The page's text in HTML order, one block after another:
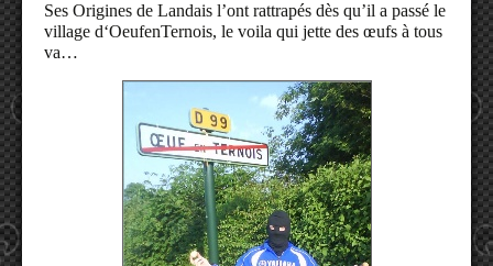
Ses Origines de Landais l’ont rattrapés dès qu’il a passé le
village d‘OeufenTernois, le voila qui jette des œufs à tous
va…